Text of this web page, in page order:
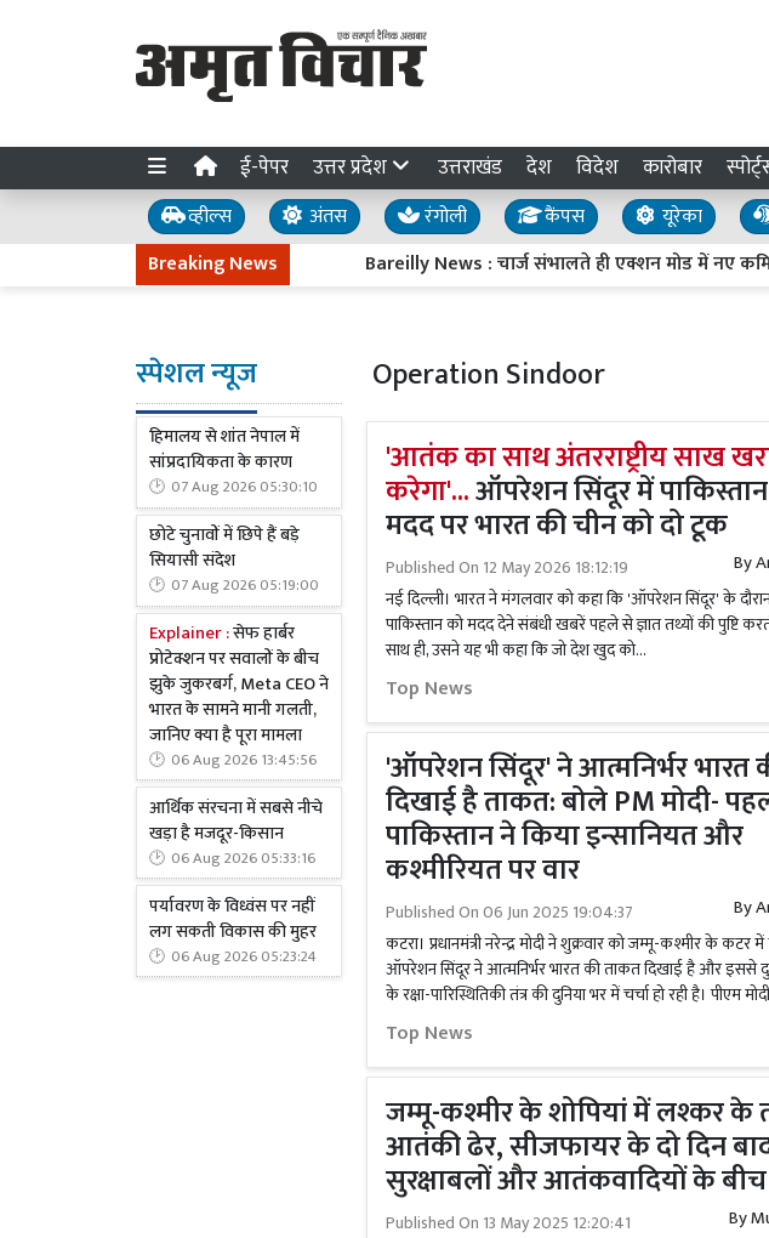
ई-पेपर उत्तर प्रदेश उत्तराखंड देश विदेश कारोबार
व्हील्स अंतस रंगोली कैंपस यूरेका
Breaking News
Bareilly News : चार्ज संभालते ही एक्शन मोड में नए
स्पेशल न्यूज
हिमालय से शांत नेपाल में
सांप्रदायिकता के कारण
07 Aug 2026 05:30:10
छोटे चुनावों में छिपे हैं बड़े
सियासी संदेश
07 Aug 2026 05:19:00
Explainer :सेफ हार्बर
प्रोटेक्शन पर सवालों के बीच
झुके जुकरबर्ग, Meta CEO ने
भारत के सामने मानी गलती,
जानिए क्या है पूरा मामला
06 Aug 2026 13:45:56
आर्थिक संरचना में सबसे नीचे
खड़ा है मजदूर-किसान
06 Aug 2026 05:33:16
पर्यावरण के विध्वंस पर नहीं
लग सकती विकास की मुहर
06 Aug 2026 05:23:24
Operation Sindoor
'आतंक का साथ अंतरराष्ट्रीय साख
करेगा'...ऑपरेशन सिंदूर में
मदद पर भारत की चीन को दो टूक
Published On 12 May 2026 18:12:19 By
नई दिल्ली। भारत ने मंगलवार को कहा कि 'ऑपरेशन सिंदूर' के
पाकिस्तान को मदद देने संबंधी खबरें पहले से ज्ञात तथ्यों की पुष्टि
साथ ही, उसने यह भी कहा कि जो देश खुद को...
Top News
'ऑपरेशन सिंदूर' ने आत्मनिर्भर भारत
दिखाई है ताकत: बोले PM मोदी-
पाकिस्तान ने किया इन्सानियत और
कश्मीरियत पर वार
Published On06 Jun 2025 19:04:37 By
कटरा। प्रधानमंत्री नरेन्द्र मोदी ने शुक्रवार को जम्मू-कश्मीर के कटर
ऑपरेशन सिंदूर ने आत्मनिर्भर भारत की ताकत दिखाई है और इससे
के रक्षा-पारिस्थितिकी तंत्र की दुनिया भर में चर्चा हो रही है। पीएम
Top News
जम्मू-कश्मीर के शोपियां में लश्कर के
आतंकी ढेर, सीजफायर के दो दिन
सुरक्षाबलों और आतंकवादियों के
Published On 13 May 2025 12:20:41 By